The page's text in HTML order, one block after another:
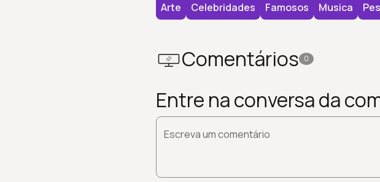
Arte Celebridades Famosos Musica
Comentários 0
Entre na conversa da
Escreva um comentário